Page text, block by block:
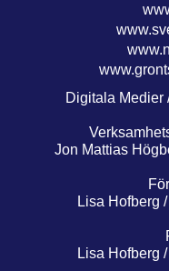
Digitala Medier
Jon Mattias
Lisa Hofberg /
Lisa Hofberg /